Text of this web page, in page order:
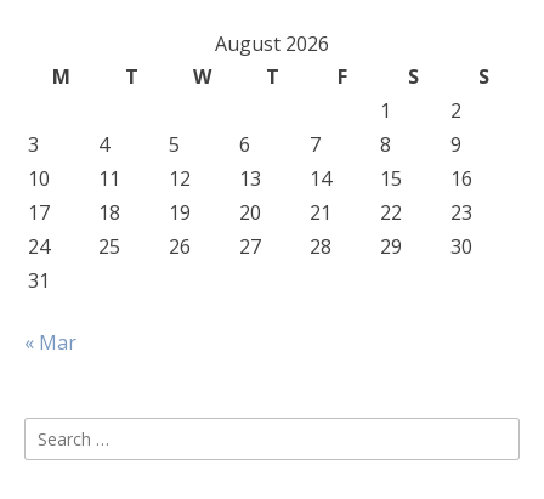
August 2026
M
T W T F S
S
1
2
3
4 5 6 7 8
9
10
11 12 13 14 15
16
17
18 19 20 21 22
23
24
25 26 27 28 29
30
31
« Mar
Search
for: